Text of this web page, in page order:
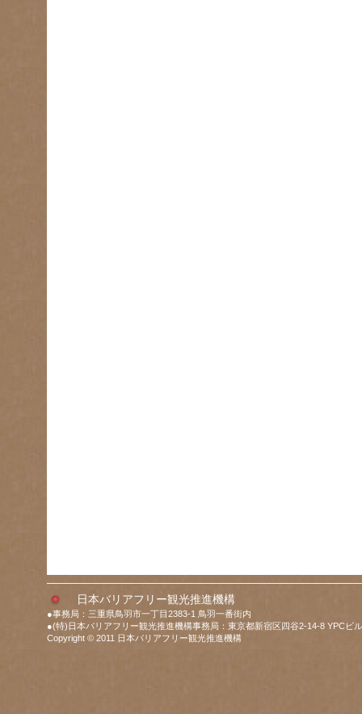
日本バリアフリー観光推進機構
●事務局：三重県鳥羽市一丁目2383-1 鳥羽一番街内
●(特)日本バリアフリー観光推進機構事務局：東京都新宿区四谷2-14-8 YPCビ
Copyright © 2011 日本バリアフリー観光推進機構